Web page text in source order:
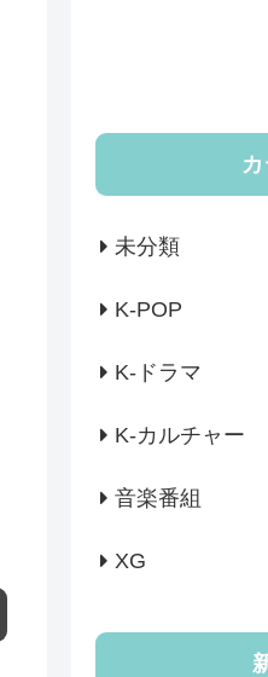
未分類
K-POP
K-ドラマ
K-カルチャー
音楽番組
XG